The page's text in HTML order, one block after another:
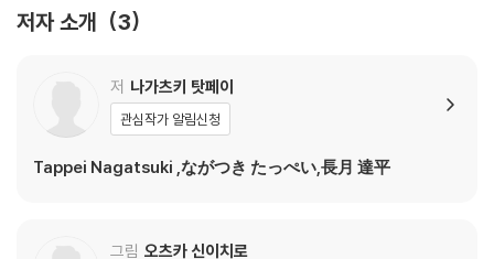
저자 소개 3
저 나가츠키 탓페이
관심작가 알림신청
Tappei Nagatsuki ,ながつき たっぺい,長月 達平
그림 오츠카 신이치로